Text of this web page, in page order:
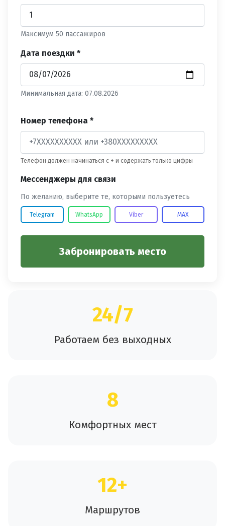
Максимум 50 пассажиров
Дата поездки *
Минимальная дата: 07.08.2026
Номер телефона *
Телефон должен начинаться с + и содержать только цифры
Мессенджеры для связи
По желанию, выберите те, которыми пользуетесь
Telegram WhatsApp Viber MAX
Забронировать место
24/7
Работаем без выходных
8
Комфортных мест
12+
Маршрутов